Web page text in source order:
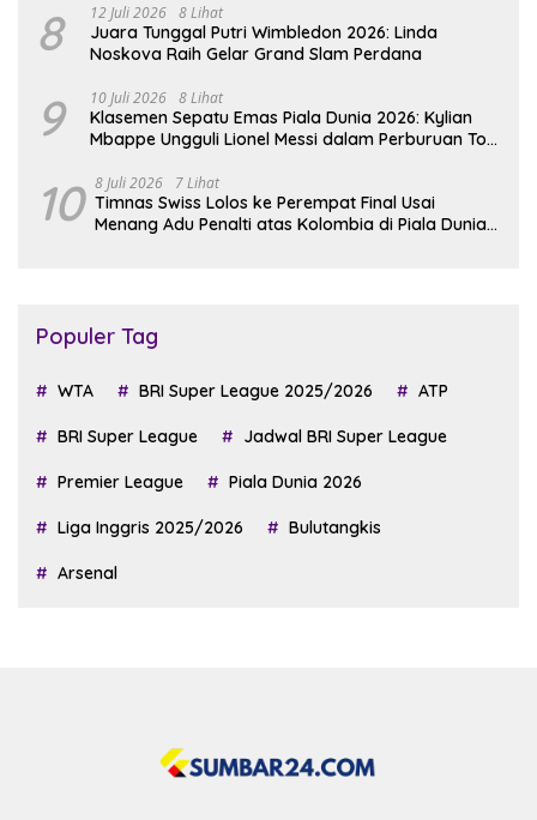
8 12 Juli 2026 8 Lihat
Juara Tunggal Putri Wimbledon 2026: Linda
Noskova Raih Gelar Grand Slam Perdana
9 10 Juli 2026 8 Lihat
Klasemen Sepatu Emas Piala Dunia 2026: Kylian
Mbappe Ungguli Lionel Messi dalam Perburuan Top
10 8 Juli 2026 7 Lihat
Timnas Swiss Lolos ke Perempat Final Usai
Menang Adu Penalti atas Kolombia di Piala Dunia
Populer Tag
WTA BRI Super League 2025/2026 ATP
BRI Super League Jadwal BRI Super League
Premier League Piala Dunia 2026
Liga Inggris 2025/2026 Bulutangkis
Arsenal